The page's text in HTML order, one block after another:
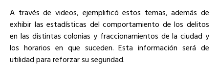
A través de videos, ejemplificó estos temas, además de
exhibir las estadísticas del comportamiento de los delitos
en las distintas colonias y fraccionamientos de la ciudad y
los horarios en que suceden. Esta información será de
utilidad para reforzar su seguridad.